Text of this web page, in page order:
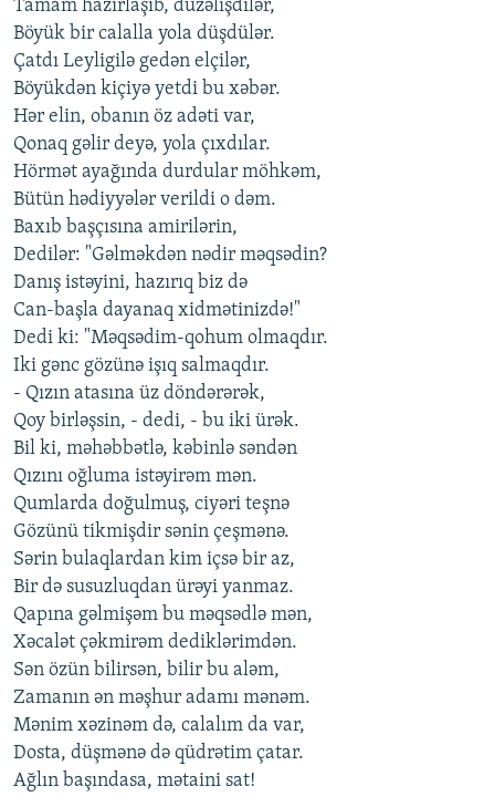
Tamam hazırlaşıb, düzəlişdilər,
Böyük bir calalla yola düşdülər.
Çatdı Leyligilə gedən elçilər,
Böyükdən kiçiyə yetdi bu xəbər.
Hər elin, obanın öz adəti var,
Qonaq gəlir deyə, yola çıxdılar.
Hörmət ayağında durdular möhkəm,
Bütün hədiyyələr verildi o dəm.
Baxıb başçısına amirilərin,
Dedilər: "Gəlməkdən nədir məqsədin?
Danış istəyini, hazırıq biz də
Can-başla dayanaq xidmətinizdə!"
Dedi ki: "Məqsədim-qohum olmaqdır.
Iki gənc gözünə işıq salmaqdır.
- Qızın atasına üz döndərərək,
Qoy birləşsin, - dedi, - bu iki ürək.
Bil ki, məhəbbətlə, kəbinlə səndən
Qızını oğluma istəyirəm mən.
Qumlarda doğulmuş, ciyəri teşnə
Gözünü tikmişdir sənin çeşmənə.
Sərin bulaqlardan kim içsə bir az,
Bir də susuzluqdan ürəyi yanmaz.
Qapına gəlmişəm bu məqsədlə mən,
Xəcalət çəkmirəm dediklərimdən.
Sən özün bilirsən, bilir bu aləm,
Zamanın ən məşhur adamı mənəm.
Mənim xəzinəm də, calalım da var,
Dosta, düşmənə də qüdrətim çatar.
Ağlın başındasa, mətaini sat!